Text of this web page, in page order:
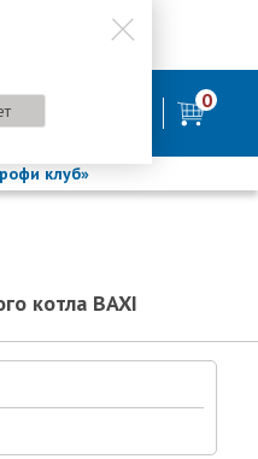
58-35
- выходной 0
клуб»
котла BAXI